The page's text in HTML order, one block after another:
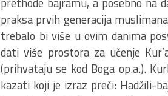
praksa prvih generacija
trebalo bi više u ovim danima
dati više prostora za učenje
(prihvataju se kod Boga op.a.).
kazati koji je izraz preči: Hadžili-